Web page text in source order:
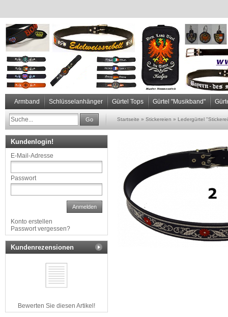
Armband Schlüsselanhänger Gürtel Tops Gürtel "Musikband"
Go Startseite » Stickereien » Ledergürtel
Kundenlogin!
E-Mail-Adresse
Passwort
Anmelden
Konto erstellen
Passwort vergessen?
Kundenrezensionen
Bewerten Sie diesen Artikel!